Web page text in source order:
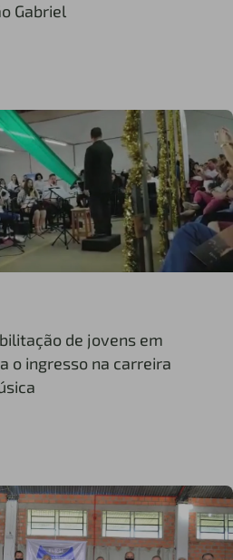
Gabriel
de jovens em
o ingresso na carreira